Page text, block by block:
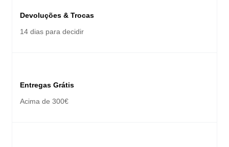
Devoluções & Trocas
14 dias para decidir
Entregas Grátis
Acima de 300€